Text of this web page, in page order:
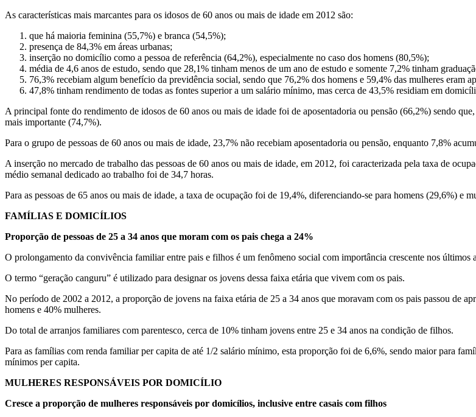
As características mais marcantes para os idosos de 60 anos ou mais de idade em 2012 são:
que há maioria feminina (55,7%) e branca (54,5%);
presença de 84,3% em áreas urbanas;
inserção no domicílio como a pessoa de referência (64,2%), especialmente no caso dos homens (80,5%);
média de 4,6 anos de estudo, sendo que 28,1% tinham menos de um ano de estudo e somente 7,2% tinham
76,3% recebiam algum benefício da previdência social, sendo que 76,2% dos homens e 59,4% das mulheres eram
47,8% tinham rendimento de todas as fontes superior a um salário mínimo, mas cerca de 43,5% residiam em
A principal fonte do rendimento de idosos de 60 anos ou mais de idade foi de aposentadoria ou pensão (66,2%) sendo
mais importante (74,7%).
Para o grupo de pessoas de 60 anos ou mais de idade, 23,7% não recebiam aposentadoria ou pensão, enquanto 7,8%
A inserção no mercado de trabalho das pessoas de 60 anos ou mais de idade, em 2012, foi caracterizada pela taxa de
médio semanal dedicado ao trabalho foi de 34,7 horas.
Para as pessoas de 65 anos ou mais de idade, a taxa de ocupação foi de 19,4%, diferenciando-se para homens (29,6%) e
FAMÍLIAS E DOMICÍLIOS
Proporção de pessoas de 25 a 34 anos que moram com os pais chega a 24%
O prolongamento da convivência familiar entre pais e filhos é um fenômeno social com importância crescente nos últimos
O termo “geração canguru” é utilizado para designar os jovens dessa faixa etária que vivem com os pais.
No período de 2002 a 2012, a proporção de jovens na faixa etária de 25 a 34 anos que moravam com os pais passou de
homens e 40% mulheres.
Do total de arranjos familiares com parentesco, cerca de 10% tinham jovens entre 25 e 34 anos na condição de filhos.
Para as famílias com renda familiar per capita de até 1/2 salário mínimo, esta proporção foi de 6,6%, sendo maior para
mínimos per capita.
MULHERES RESPONSÁVEIS POR DOMICÍLIO
Cresce a proporção de mulheres responsáveis por domicílios, inclusive entre casais com filhos